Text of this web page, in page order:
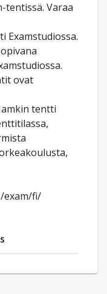
tentissä. Varaa
Examstudiossa.
ovat
tentti
exam/fi/